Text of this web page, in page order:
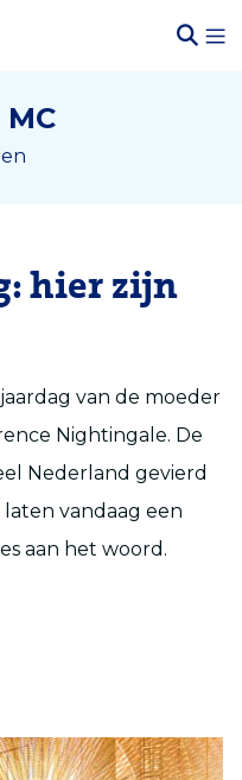
hier zijn
van de moeder
Nightingale. De
Nederland gevierd
vandaag een
aan het woord.